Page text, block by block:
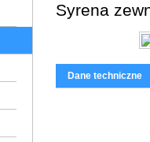
Syrena
Dane techniczne